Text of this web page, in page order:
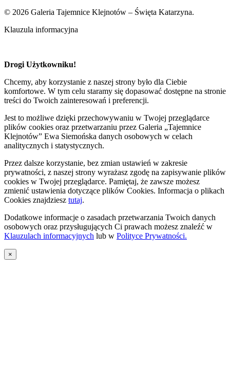
© 2026 Galeria Tajemnice Klejnotów – Święta Katarzyna.
Klauzula informacyjna
Drogi Użytkowniku!
Chcemy, aby korzystanie z naszej strony było dla Ciebie
komfortowe. W tym celu staramy się dopasować dostępne na stronie
treści do Twoich zainteresowań i preferencji.
Jest to możliwe dzięki przechowywaniu w Twojej przeglądarce
plików cookies oraz przetwarzaniu przez Galeria „Tajemnice
Klejnotów” Ewa Siemońska danych osobowych w celach
analitycznych i statystycznych.
Przez dalsze korzystanie, bez zmian ustawień w zakresie
prywatności, z naszej strony wyrażasz zgodę na zapisywanie plików
cookies w Twojej przeglądarce. Pamiętaj, że zawsze możesz
zmienić ustawienia dotyczące plików Cookies. Informacja o plikach
Cookies znajdziesz tutaj.
Dodatkowe informacje o zasadach przetwarzania Twoich danych
osobowych oraz przysługujących Ci prawach możesz znaleźć w
Klauzulach informacyjnych lub w Polityce Prywatności.
×